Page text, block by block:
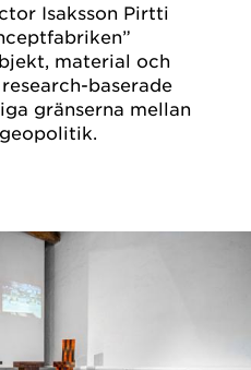
Isaksson Pirtti
material och
baserade
gränserna mellan